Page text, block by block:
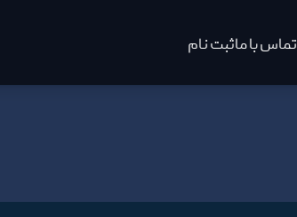
تماس با ماثبت نام